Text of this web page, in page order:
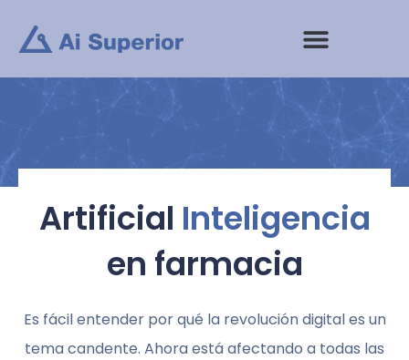
contenido
Artificial Inteligencia
en farmacia
Es fácil entender por qué la revolución digital es un
tema candente. Ahora está afectando a todas las